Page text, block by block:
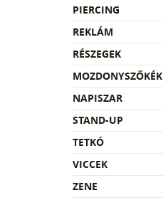
PIERCING
REKLÁM
RÉSZEGEK
MOZDONYSZŐKÉK
NAPISZAR
STAND-UP
TETKÓ
VICCEK
ZENE